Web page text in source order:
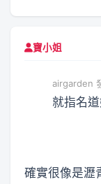
寶小姐
airgarden
就指名
確實很像是瀝